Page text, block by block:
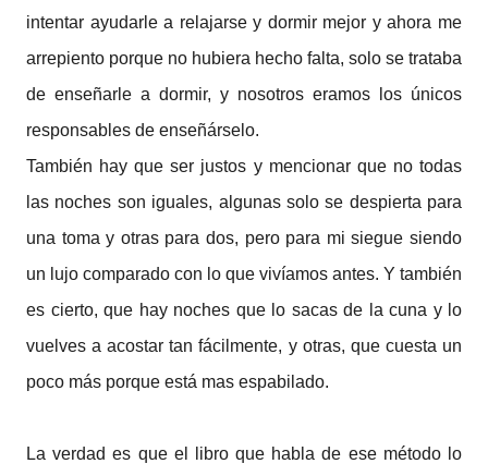
intentar ayudarle a relajarse y dormir mejor y ahora me
arrepiento porque no hubiera hecho falta, solo se trataba
de enseñarle a dormir, y nosotros eramos los únicos
responsables de enseñárselo.
También hay que ser justos y mencionar que no todas
las noches son iguales, algunas solo se despierta para
una toma y otras para dos, pero para mi siegue siendo
un lujo comparado con lo que vivíamos antes. Y también
es cierto, que hay noches que lo sacas de la cuna y lo
vuelves a acostar tan fácilmente, y otras, que cuesta un
poco más porque está mas espabilado.
La verdad es que el libro que habla de ese método lo